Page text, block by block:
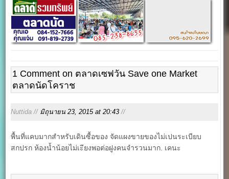
1 Comment on ตลาดเซฟวัน Save one Market
ตลาดนัดโคราช
ุNuttida // มิถุนายน 23, 2015 at 20:43 //
พื้นที่แคบมากสำหรับเดินซื้อของ จัดแผงขายของไม่เปนระเบียบ
สกปรก ห้องน้ำน้อยไม่เะียงพอต่อฝูงคนจำรวนมาก. เคนะ